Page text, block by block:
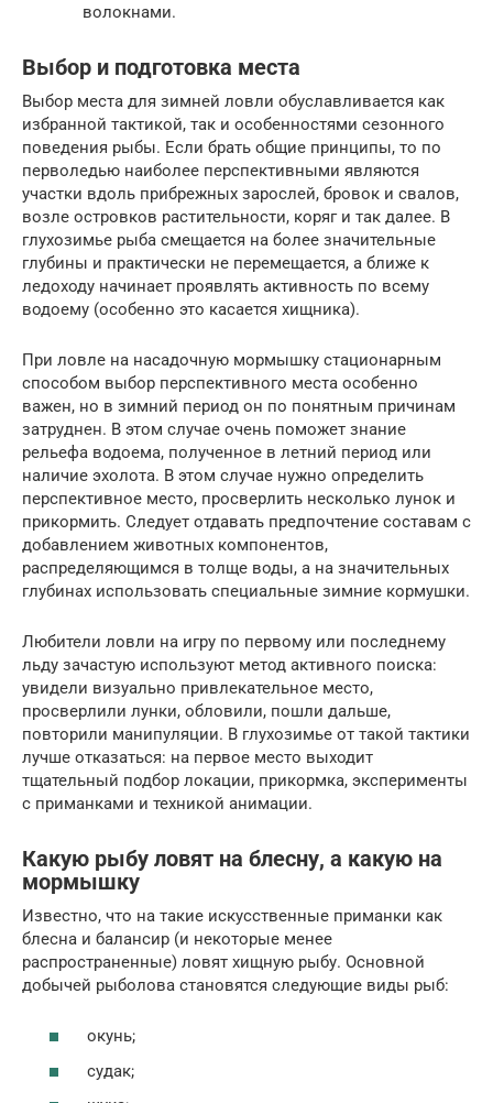
волокнами.
Выбор и подготовка места
Выбор места для зимней ловли обуславливается как
избранной тактикой, так и особенностями сезонного
поведения рыбы. Если брать общие принципы, то по
перволедью наиболее перспективными являются
участки вдоль прибрежных зарослей, бровок и свалов,
возле островков растительности, коряг и так далее. В
глухозимье рыба смещается на более значительные
глубины и практически не перемещается, а ближе к
ледоходу начинает проявлять активность по всему
водоему (особенно это касается хищника).
При ловле на насадочную мормышку стационарным
способом выбор перспективного места особенно
важен, но в зимний период он по понятным причинам
затруднен. В этом случае очень поможет знание
рельефа водоема, полученное в летний период или
наличие эхолота. В этом случае нужно определить
перспективное место, просверлить несколько лунок и
прикормить. Следует отдавать предпочтение составам с
добавлением животных компонентов,
распределяющимся в толще воды, а на значительных
глубинах использовать специальные зимние кормушки.
Любители ловли на игру по первому или последнему
льду зачастую используют метод активного поиска:
увидели визуально привлекательное место,
просверлили лунки, обловили, пошли дальше,
повторили манипуляции. В глухозимье от такой тактики
лучше отказаться: на первое место выходит
тщательный подбор локации, прикормка, эксперименты
с приманками и техникой анимации.
Какую рыбу ловят на блесну, а какую на
мормышку
Известно, что на такие искусственные приманки как
блесна и балансир (и некоторые менее
распространенные) ловят хищную рыбу. Основной
добычей рыболова становятся следующие виды рыб:
окунь;
судак;